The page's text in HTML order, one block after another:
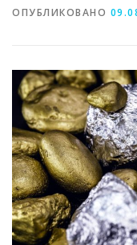
СВОЙСТВА
СТАТЬИ
ОПУБЛИКОВАНО